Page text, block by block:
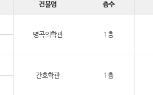
건물명 층수
명곡의학관 1층
간호학관 1층